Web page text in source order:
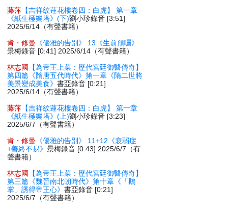
藤萍 【吉祥紋蓮花樓卷四：白虎】 第一章
《紙生極樂塔》(下)劉小珍錄音 [3:51]
2025/6/14（有聲書籍）
肯・修曼
《優雅的告別》 13《生前預囑》
景梅錄音 [0:41] 2025/6/14（有聲書籍）
林志國
【為帝王上菜：歷代宮廷御醫傳奇】
第四篇《隋唐五代時代》第一章《隋二世將
美景變成美食》書亞錄音 [0:21]
2025/6/14（有聲書籍）
藤萍 【吉祥紋蓮花樓卷四：白虎】 第一章
《紙生極樂塔》(上)劉小珍錄音 [3:23]
2025/6/7（有聲書籍）
肯・修曼
《優雅的告別》 11+12《衰弱症
+善終不易》景梅錄音 [0:43] 2025/6/7（有
聲書籍）
林志國
【為帝王上菜：歷代宮廷御醫傳奇】
第三篇《魏晉南北朝時代》第十章《「鵝
掌」誘得帝王心》書亞錄音 [0:21]
2025/6/7（有聲書籍）